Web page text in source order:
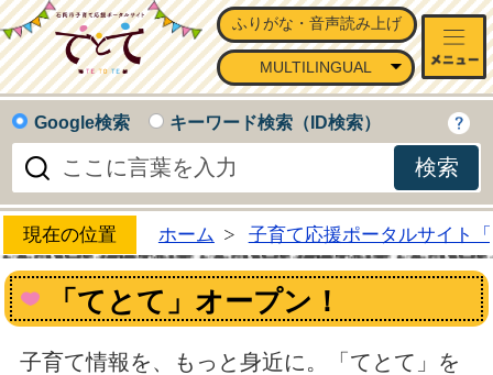
石岡市子育て応援ポータルサ
ふりがな・音声読み上げ
MULTILINGUAL
Google検索 キーワード検索（ID検索）
現在の位置 ホーム 子育て応援ポータルサイト
「てとて」オープン！
子育て情報を、もっと身近に。「てとて」を